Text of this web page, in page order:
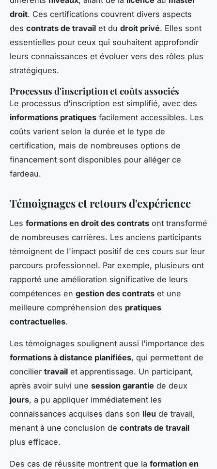
droit. Ces certifications couvrent divers aspects
des contrats de travail et du droit privé. Elles sont
essentielles pour ceux qui souhaitent approfondir
leurs connaissances et évoluer vers des rôles plus
stratégiques.
Processus d'inscription et coûts associés
Le processus d'inscription est simplifié, avec des
informations pratiques facilement accessibles. Les
coûts varient selon la durée et le type de
certification, mais de nombreuses options de
financement sont disponibles pour alléger ce
fardeau.
Témoignages et retours d'expérience
Les formations en droit des contrats ont transformé
de nombreuses carrières. Les anciens participants
témoignent de l'impact positif de ces cours sur leur
parcours professionnel. Par exemple, plusieurs ont
rapporté une amélioration significative de leurs
compétences en gestion des contrats et une
meilleure compréhension des pratiques
contractuelles.
Les témoignages soulignent aussi l'importance des
formations à distance planifiées, qui permettent de
concilier travail et apprentissage. Un participant,
après avoir suivi une session garantie de deux
jours, a pu appliquer immédiatement les
connaissances acquises dans son lieu de travail,
menant à une conclusion de contrats de travail
plus efficace.
Des cas de réussite montrent que la formation en